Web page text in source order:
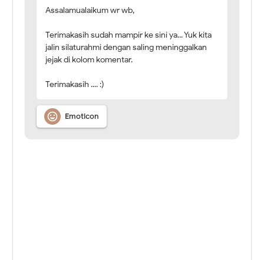
Assalamualaikum wr wb,
Terimakasih sudah mampir ke sini ya... Yuk kita
jalin silaturahmi dengan saling meninggalkan
jejak di kolom komentar.
Terimakasih .... :)
 Emoticon